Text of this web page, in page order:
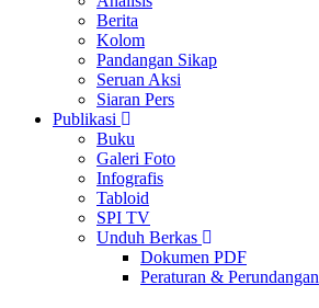
Berita
Kolom
Pandangan Sikap
Seruan Aksi
Siaran Pers
Publikasi
Buku
Galeri Foto
Infografis
Tabloid
SPI TV
Unduh Berkas
Dokumen PDF
Peraturan & Perundangan